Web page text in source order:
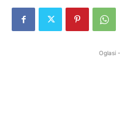
Oglasi